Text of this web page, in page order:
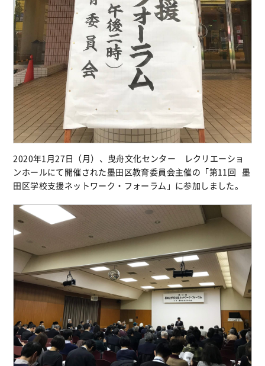
2020年1月27日（月）、曳舟文化センター レクリエーショ
ンホールにて開催された墨田区教育委員会主催の「第11回 墨
田区学校支援ネットワーク・フォーラム」に参加しました。